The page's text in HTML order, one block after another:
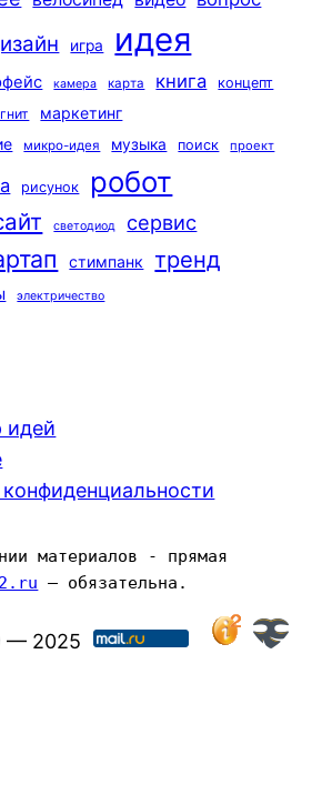
игра идея
камера карта книга
концепт
маркетинг
микро-идея музыка поиск проект
рисунок робот
светодиод сервис
стимпанк тренд
электричество
идей
материалов - прямая
— обязательна.
— 2025